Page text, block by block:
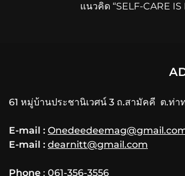
แนวคิด “SELF-CARE IS
61 หมู่บ้านประชานิเวศน์ 3 ถ.สามัคคี ต.ท่า
E-mail :
E-mail : dearnitt@gmail.com
Phone : 061-356-3556